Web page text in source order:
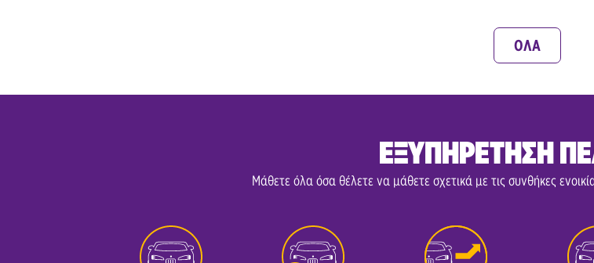
Αεροδρόμιο Σάμου
Λιμάνι Ζακύνθου
Αεροδρόμιο Σάμου
Θεσσαλονίκη
Λιμάνι Ζακύνθου
ΟΛΑ
ΕΞΥΠΗΡΕΤΗΣΗ
Μάθετε όλα όσα θέλετε να μάθετε σχετικά με τις συνθήκες